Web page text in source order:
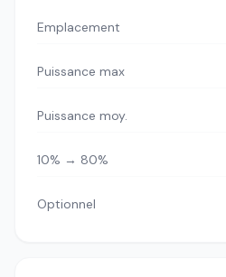
Emplacement
Puissance max
Puissance moy.
10% → 80%
Optionnel